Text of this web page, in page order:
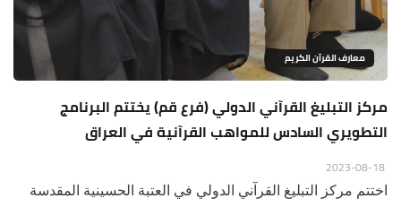
معارف القرآن الكريم
مركز التبليغ القرآني الدولي (فرع قم) يختتم البرنامج
التطويري السادس للمواهب القرآنية في العراق
اختتم مركز التبليغ القرآني الدولي في العتبة الحسينية المقدسة